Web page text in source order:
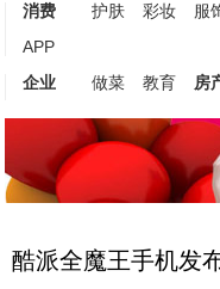
消费
护肤 彩妆 服
APP
企业
做菜 教育 房
酷派全魔王手机发